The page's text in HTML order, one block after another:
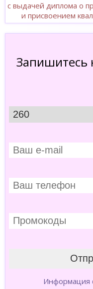
с выдачей диплома о
и присвоением
Запишитесь
Информация